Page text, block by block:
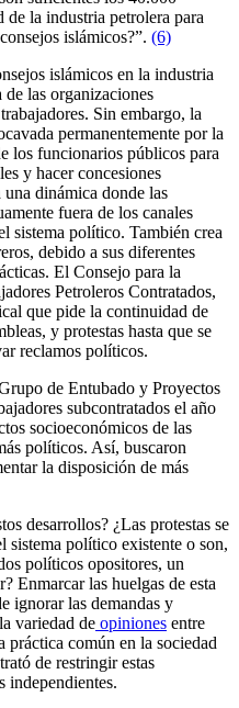
de la industria petrolera para
islámicos?”. (6)
islámicos en la industria
las organizaciones
Sin embargo, la
permanentemente por la
los funcionarios públicos para
y hacer concesiones
dinámica donde las
fuera de los canales
sistema político. También crea
debido a sus diferentes
El Consejo para la
Petroleros Contratados,
que pide la continuidad de
y protestas hasta que se
reclamos políticos.
de Entubado y Proyectos
subcontratados el año
socioeconómicos de las
políticos. Así, buscaron
la disposición de más
desarrollos? ¿Las protestas se
sistema político existente o son,
políticos opositores, un
Enmarcar las huelgas de esta
ignorar las demandas y
variedad de opiniones entre
práctica común en la sociedad
de restringir estas
independientes.